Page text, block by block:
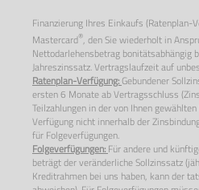
Finanzierung Ihres Einkaufs
Mastercard®, den Sie wiederholt in
Nettodarlehensbetrag
Jahreszinssatz. Vertragslaufzeit auf
Ratenplan-Verfügung: Gebundener
ersten6 Monate ab Vertragsschluss
Teilzahlungen in der von Ihnen
Verfügung nicht innerhalb der
für Folgeverfügungen.
Folgeverfügungen: Für andere und
beträgt der veränderliche Sollzinssatz
Kreditrahmen bei uns haben, kann der